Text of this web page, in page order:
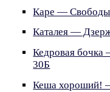
Каре —
Каталея —
Кедровая бочка
30Б
Кеша хороший!